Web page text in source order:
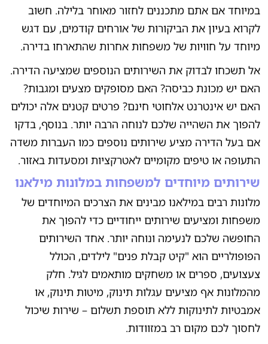
במיוחד אם אתם מתכננים לחזור מאוחר בלילה. חשוב
לקרוא בעיון את הביקורות של אורחים קודמים, עם דגש
מיוחד על חוויות של משפחות אחרות שהתארחו בדירה.
אל תשכחו לבדוק את השירותים הנוספים שמציעה הדירה.
האם יש מכונת כביסה? האם מסופקים מצעים ומגבות?
האם יש אינטרנט אלחוטי חינם? פרטים קטנים אלה יכולים
להפוך את השהייה שלכם לנוחה הרבה יותר. בנוסף, בדקו
אם בעל הדירה מציע שירותים נוספים כמו העברות משדה
התעופה או טיפים מקומיים לאטרקציות ומסעדות באזור.
שירותים מיוחדים למשפחות במלונות מילאנו
מלונות רבים במילאנו מבינים את הצרכים המיוחדים של
משפחות ומציעים שירותים ייחודיים כדי להפוך את
החופשה שלכם לנעימה ונוחה יותר. אחד השירותים
הפופולריים הוא "קיט קבלת פנים" לילדים, הכולל
צעצועים, ספרים או משחקים מותאמים לגיל. חלק
מהמלונות אף מציעים עגלות תינוק, מיטות תינוק, או
אמבטיות לתינוקות ללא תוספת תשלום – שירות שיכול
לחסוך לכם מקום רב במזוודות.